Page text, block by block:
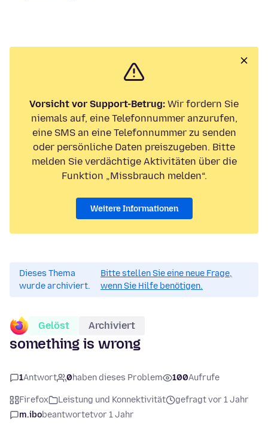
Vorsicht vor Support-Betrug: Wir fordern Sie
niemals auf, eine Telefonnummer anzurufen,
eine SMS an eine Telefonnummer zu senden
oder persönliche Daten preiszugeben. Bitte
melden Sie verdächtige Aktivitäten über die
Funktion „Missbrauch melden“.
Weitere Informationen
Dieses Thema
wurde archiviert.
Bitte stellen Sie eine neue Frage,
wenn Sie Hilfe benötigen.
Gelöst Archiviert
something is wrong
1Antwort 0haben dieses Problem 100Aufrufe
Firefox Leistung und Konnektivität
gefragt vor 1 Jahr
m.ibobeantwortetvor 1 Jahr